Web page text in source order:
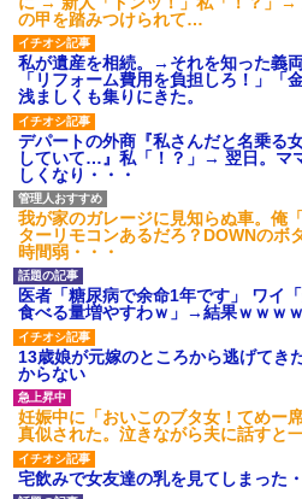
った結果wwwwwwwwwwww
百年の恋12-899 食べた量を
張り合ってくる
【悲報】佐藤輝明・・・２軍
でも盛大にやらかす←あまり悲
しませないでくれ
の甲を踏みつけられて…
私が遺産を相続。→それを知った義
「リフォーム費用を負担しろ！」「
浅ましくも集りにきた。
デパートの外商『私さんだと名乗る
していて…』私「！？」→ 翌日。マ
しくなり・・・
我が家のガレージに見知らぬ車。俺
ターリモコンあるだろ？DOWNのボ
時間弱・・・
医者「糖尿病で余命1年です」 ワイ
食べる量増やすわｗ」→結果ｗｗｗ
13歳娘が元嫁のところから逃げてき
からない
妊娠中に「おいこのブタ女！てめー
真似された。泣きながら夫に話すと
宅飲みで女友達の乳を見てしまった